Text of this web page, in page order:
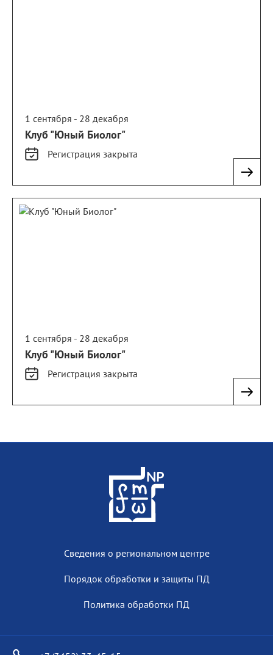
1 сентября - 28 декабря
Клуб "Юный Биолог"
Регистрация закрыта
1 сентября - 28 декабря
Клуб "Юный Биолог"
Регистрация закрыта
Сведения о региональном центре
Порядок обработки и защиты ПД
Политика обработки ПД